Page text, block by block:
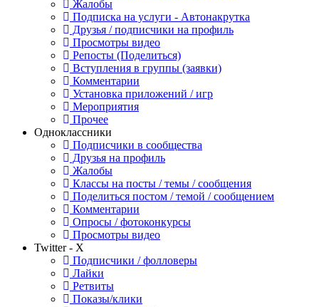
Жалобы
Подписка на услуги - Автонакрутка
Друзья / подписчики на профиль
Просмотры видео
Репосты (Поделиться)
Вступления в группы (заявки)
Комментарии
Установка приложений / игр
Мероприятия
Прочее
Одноклассники
Подписчики в сообщества
Друзья на профиль
Жалобы
Классы на посты / темы / сообщения
Поделиться постом / темой / сообщением
Комментарии
Опросы / фотоконкурсы
Просмотры видео
Twitter - X
Подписчики / фолловеры
Лайки
Ретвиты
Показы/клики